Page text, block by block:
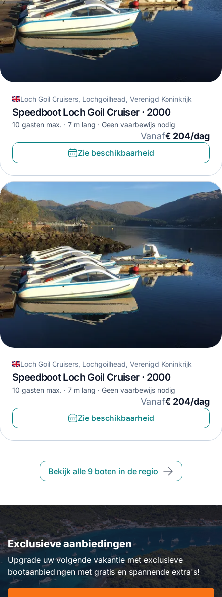
Loch Goil Cruisers, Lochgoilhead, Verenigd Koninkrijk
Speedboot Loch Goil Cruiser · 2000
10 gasten max. 7 m lang Geen vaarbewijs nodig
Vanaf€ 204/dag
Zie beschikbaarheid
Loch Goil Cruisers, Lochgoilhead, Verenigd Koninkrijk
Speedboot Loch Goil Cruiser · 2000
10 gasten max. 7 m lang Geen vaarbewijs nodig
Vanaf€ 204/dag
Zie beschikbaarheid
Bekijk alle 9 boten in de regio
Exclusieve aanbiedingen
Upgrade uw volgende vakantie met exclusieve
bootaanbiedingen met gratis en spannende extra's!